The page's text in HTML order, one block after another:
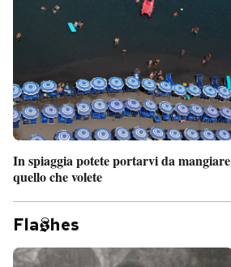
In spiaggia potete portarvi da mangiare
quello che volete
Fla hes